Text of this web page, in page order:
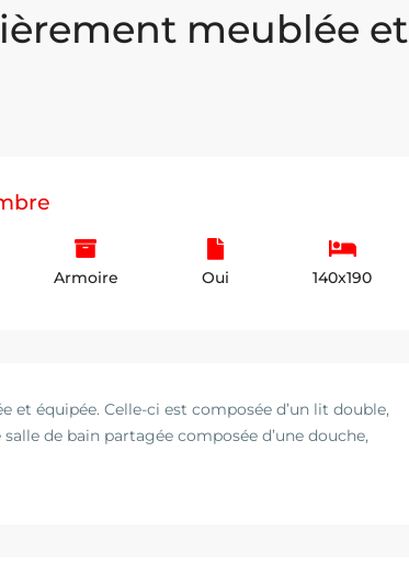
meublée et
Armoire Oui 140x190
équipée. Celle-ci est composée d’un lit double,
de bain partagée composée d’une douche,